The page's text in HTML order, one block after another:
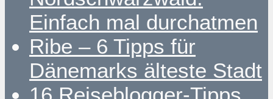
Einfach mal durchatmen
Ribe – 6 Tipps für
Dänemarks älteste Stadt